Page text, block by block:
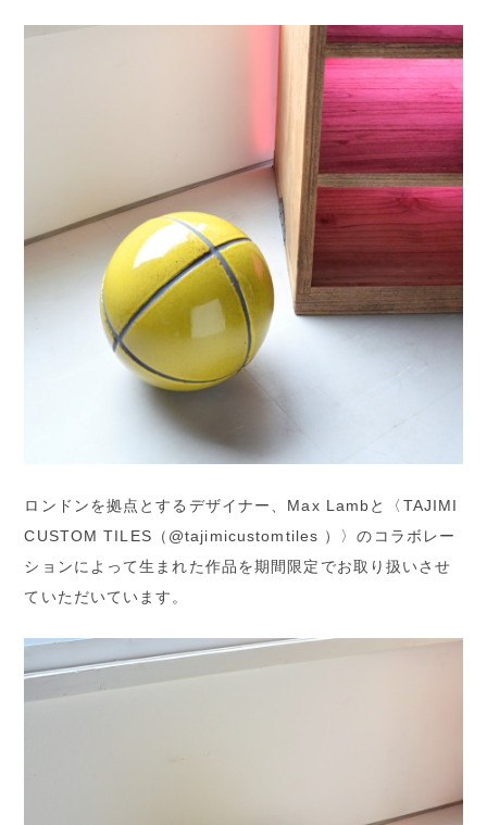
ロンドンを拠点とするデザイナー、Max Lambと〈TAJIMI
CUSTOM TILES（@tajimicustomtiles ）〉のコラボレー
ションによって生まれた作品を期間限定でお取り扱いさせ
ていただいています。